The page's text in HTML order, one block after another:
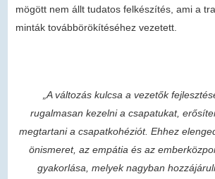
mögött nem állt tudatos felkészítés, ami a
minták továbbörökítéséhez vezetett.
„A változás kulcsa a vezetők
rugalmasan kezelni a csapatukat,
megtartani a csapatkohéziót. Ehhez
önismeret, az empátia és az
gyakorlása, melyek nagyban